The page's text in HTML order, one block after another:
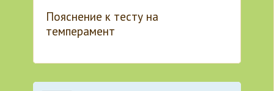
Пояснение к тесту на
темперамент